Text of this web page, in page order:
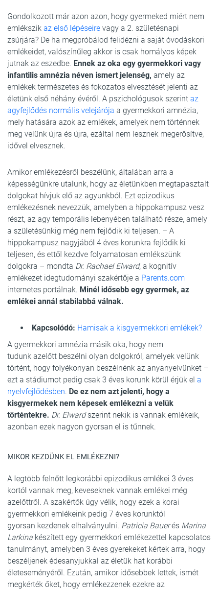
Gondolkozott már azon azon, hogy gyermeked miért nem
emlékszik az első lépéseire vagy a 2. születésnapi
zsúrjára? De ha megpróbálod felidézni a saját óvodáskori
emlékeidet, valószínűleg akkor is csak homályos képek
jutnak az eszedbe. Ennek az oka egy gyermekkori vagy
infantilis amnézia néven ismert jelenség, amely az
emlékek természetes és fokozatos elvesztését jelenti az
életünk első néhány évéről. A pszichológusok szerint az
agyfejlődés normális velejárója a gyermekkori amnézia,
mely hatására azok az emlékek, amelyek nem történnek
meg velünk újra és újra, ezáltal nem lesznek megerősítve,
idővel elvesznek.
Amikor emlékezésről beszélünk, általában arra a
képességünkre utalunk, hogy az életünkben megtapasztalt
dolgokat hívjuk elő az agyunkból. Ezt epizodikus
emlékezésnek nevezzük, amelyben a hippokampusz vesz
részt, az agy temporális lebenyében található része, amely
a születésünkig még nem fejlődik ki teljesen. – A
hippokampusz nagyjából 4 éves korunkra fejlődik ki
teljesen, és ettől kezdve folyamatosan emlékszünk
dolgokra – mondta Dr. Rachael Elward, a kognitív
emlékezet idegtudományi szakértője a Parents.com
internetes portálnak. Minél idősebb egy gyermek, az
emlékei annál stabilabbá válnak.
Kapcsolódó: Hamisak a kisgyermekkori emlékek?
A gyermekkori amnézia másik oka, hogy nem
tudunk azelőtt beszélni olyan dolgokról, amelyek velünk
történt, hogy folyékonyan beszélnénk az anyanyelvünket –
ezt a stádiumot pedig csak 3 éves korunk körül érjük el a
nyelvfejlődésben. De ez nem azt jelenti, hogy a
kisgyermekek nem képesek emlékezni a velük
történtekre. Dr. Elwardszerint nekik is vannak emlékeik,
azonban ezek nagyon gyorsan el is tűnnek.
MIKOR KEZDÜNK EL EMLÉKEZNI?
A legtöbb felnőtt legkorábbi epizodikus emlékei 3 éves
kortól vannak meg, keveseknek vannak emlékei még
azelőttről. A szakértők úgy vélik, hogy ezek a korai
gyermekkori emlékeink pedig 7 éves korunktól
gyorsan kezdenek elhalványulni. Patricia Bauerés Marina
Larkina készített egy gyermekkori emlékezettel kapcsolatos
tanulmányt, amelyben 3 éves gyerekeket kértek arra, hogy
beszéljenek édesanyjukkal az életük hat korábbi
életeseményéről. Ezután, amikor idősebbek lettek, ismét
megkérték őket, hogy emlékezzenek ezekre az